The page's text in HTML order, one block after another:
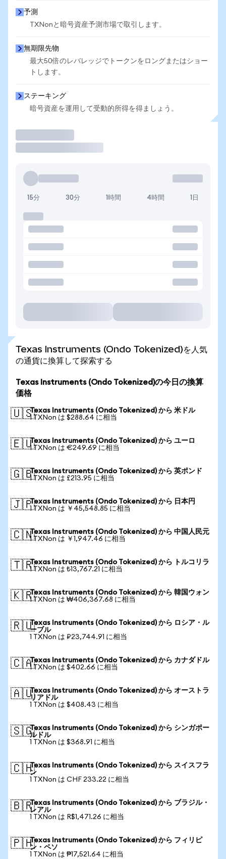
予測
TXNonと暗号資産予測市場で取引します。
無期限先物
最大50倍のレバレッジでトークンをロングまたはショー
トします。
ステーキング
暗号資産を運用して受動的所得を得ましょう。
15分 30分 1時間 4時間 1日
Texas Instruments (Ondo Tokenized)を人気
の通貨に換算して探索する
Texas Instruments (Ondo Tokenized)の今日の換算
価格
🇺🇸Texas Instruments (Ondo Tokenized) から 米ドル
1 TXNon は $288.64 に相当
🇪🇺Texas Instruments (Ondo Tokenized) から ユーロ
1 TXNon は €249.69 に相当
🇬🇧Texas Instruments (Ondo Tokenized) から 英ポンド
1 TXNon は £213.95 に相当
🇯🇵Texas Instruments (Ondo Tokenized) から 日本円
1 TXNon は ￥45,548.85 に相当
🇨🇳Texas Instruments (Ondo Tokenized) から 中国人民元
1 TXNon は ￥1,947.46 に相当
🇹🇷Texas Instruments (Ondo Tokenized) から トルコリラ
1 TXNon は ₺13,767.21 に相当
🇰🇷Texas Instruments (Ondo Tokenized) から 韓国ウォン
1 TXNon は ₩406,367.68 に相当
🇷🇺Texas Instruments (Ondo Tokenized) から ロシア・ル
ーブル
1 TXNon は ₽23,744.91 に相当
🇨🇦Texas Instruments (Ondo Tokenized) から カナダドル
1 TXNon は $402.66 に相当
🇦🇺Texas Instruments (Ondo Tokenized) から オーストラ
リアドル
1 TXNon は $408.43 に相当
🇸🇬Texas Instruments (Ondo Tokenized) から シンガポー
ルドル
1 TXNon は $368.91 に相当
🇨🇭Texas Instruments (Ondo Tokenized) から スイスフラ
ン
1 TXNon は CHF 233.22 に相当
🇧🇷Texas Instruments (Ondo Tokenized) から ブラジル・
レアル
1 TXNon は R$1,471.26 に相当
🇵🇭Texas Instruments (Ondo Tokenized) から フィリピ
ン・ペソ
1 TXNon は ₱17,521.64 に相当